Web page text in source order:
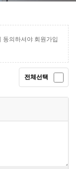
동의하셔야 회원가입
전체선택